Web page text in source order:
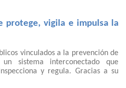
protege, vigila e impulsa la
vinculados a la prevención de
sistema interconectado que
y regula. Gracias a su